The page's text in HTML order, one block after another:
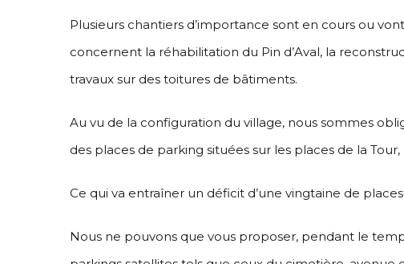
Plusieurs chantiers d’importance sont en cours ou
concernent la réhabilitation du Pin d’Aval, la
travaux sur des toitures de bâtiments.
Au vu de la configuration du village, nous sommes
des places de parking situées sur les places de la
Ce qui va entraîner un déficit d’une vingtaine de
Nous ne pouvons que vous proposer, pendant le